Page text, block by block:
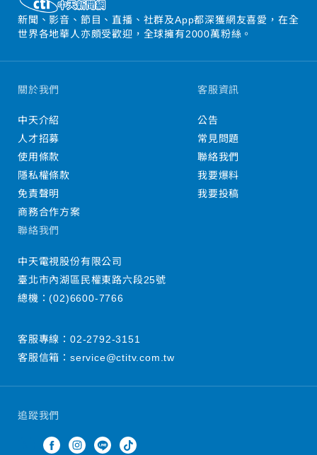
新聞、影音、節目、直播、社群及App都深獲網友喜愛，在全
世界各地華人亦頗受歡迎，全球擁有2000萬粉絲。
追蹤我們
關於我們
中天介紹
人才招募
使用條款
隱私權條款
免責聲明
商務合作方案
客服資訊
公告
常見問題
聯絡我們
我要爆料
我要投稿
聯絡我們
中天電視股份有限公司
臺北市內湖區民權東路六段25號
總機：(02)6600-7766
客服專線： 02-2792-3151
客服信箱： service@ctitv.com.tw